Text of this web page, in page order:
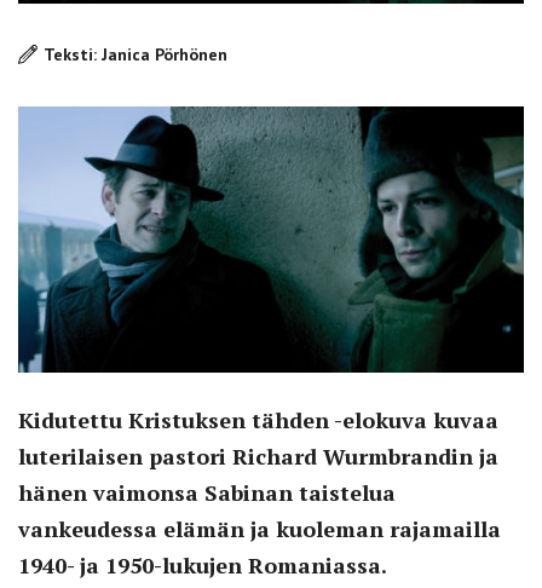
Teksti: Janica Pörhönen
Kidutettu Kristuksen tähden -elokuva kuvaa
luterilaisen pastori Richard Wurmbrandin ja
hänen vaimonsa Sabinan taistelua
vankeudessa elämän ja kuoleman rajamailla
1940- ja 1950-lukujen Romaniassa.